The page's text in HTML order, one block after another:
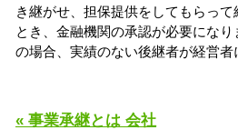
き継がせ、担保提供をしてもらっ
とき、金融機関の承認が必要にな
の場合、実績のない後継者が経営者
« 事業承継とは 会社